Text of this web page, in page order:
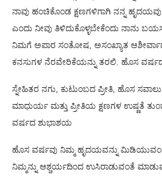
ನಾವು ಹಂಚಿಕೊಂಡ ಕ್ಷಣಗಳಿಗಾಗಿ ನನ್ನ
ಎಂದು ನೀವು ತಿಳಿದುಕೊಳ್ಳಬೇಕೆಂದು ನಾನು
ನಿಮಗೆ ಅಪಾರ ಸಂತೋಷ, ಅಸಂಖ್ಯಾತ
ಕನಸುಗಳ ನೆರವೇರಿಕೆಯನ್ನು ತರಲಿ. ಹೊಸ
ಸ್ನೇಹಿತರ ನಗು, ಕುಟುಂಬದ ಪ್ರೀತಿ, ಹೊಸ
ಮಾಧುರ್ಯ ಮತ್ತು ಪ್ರೀತಿಯ ಕ್ಷಣಗಳ ಉಷ್ಣತೆ
ವರ್ಷದ ಶುಭಾಶಯ
ಹೊಸ ವರ್ಷವು ನಿಮ್ಮ ಹೃದಯವನ್ನು ಮಿಡಿಯುವಂತೆ
ನಿಮ್ಮನ್ನು ಆಶ್ಚರ್ಯದಿಂದ ಉಸಿರಾಡುವಂತೆ